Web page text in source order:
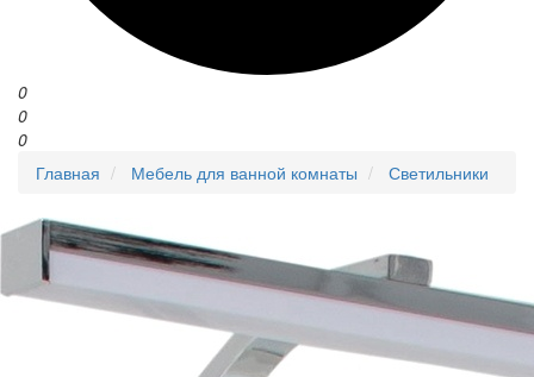
0
0
0
Главная
Мебель для ванной комнаты Светильники